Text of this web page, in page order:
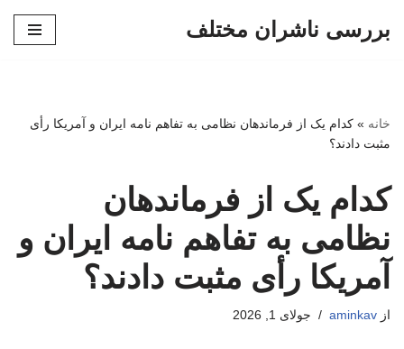
بررسی ناشران مختلف
خانه » کدام یک از فرماندهان نظامی به تفاهم نامه ایران و آمریکا رأی
مثبت دادند؟
کدام یک از فرماندهان
نظامی به تفاهم نامه ایران و
آمریکا رأی مثبت دادند؟
از aminkav جولای 1, 2026